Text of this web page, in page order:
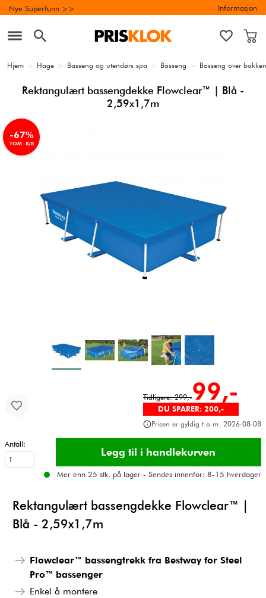
Nye Superfunn >> Informasjon
Hjem > Hage > Basseng og utendørs spa > Basseng > Basseng over bakken
Rektangulært bassengdekke Flowclear™ | Blå -
2,59x1,7m
-67%
TOM. 8/8
Tidligere: 299,-99,-
DU SPARER: 200,-
Prisen er gyldig t.o.m. 2026-08-08
Antall:
Mer enn 25 stk. på lager - Sendes innenfor: 8-15 hverdager
Rektangulært bassengdekke Flowclear™ |
Blå - 2,59x1,7m
Flowclear™ bassengtrekk fra Bestway for Steel
Pro™ bassenger
Enkel å montere